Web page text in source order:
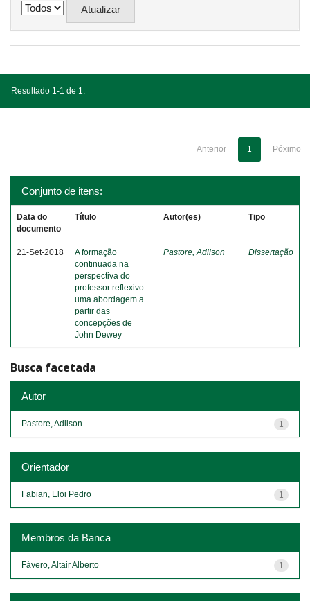
Resultado 1-1 de 1.
Anterior 1 Póximo
Conjunto de itens:
Data do
documento
Título Autor(es) Tipo
21-Set-2018
A formação
continuada na
perspectiva do
professor reflexivo:
uma abordagem a
partir das
concepções de
John Dewey
Pastore, Adilson Dissertação
Busca facetada
Autor
1
Pastore, Adilson
Orientador
1
Fabian, Eloi Pedro
Membros da Banca
1
Fávero, Altair Alberto